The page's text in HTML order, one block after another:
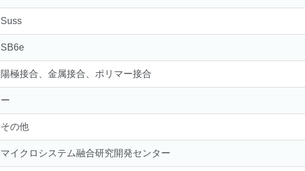
Suss
SB6e
陽極接合、金属接合、ポリマー接合
ー
その他
マイクロシステム融合研究開発センター